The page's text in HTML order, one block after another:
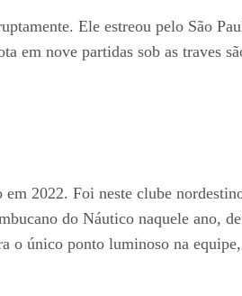
Ele estreou pelo São
em nove partidas sob as traves
2022. Foi neste clube
do Náutico naquele ano,
o único ponto luminoso na